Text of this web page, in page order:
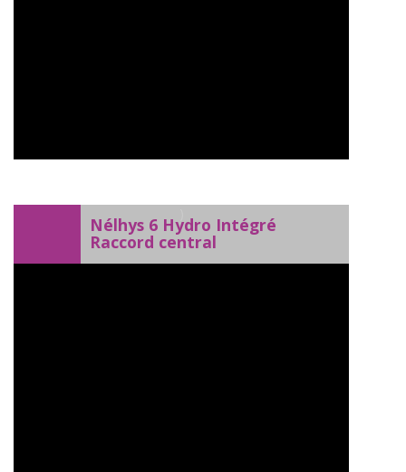
Nélhys 6 Hydro Intégré
Raccord central